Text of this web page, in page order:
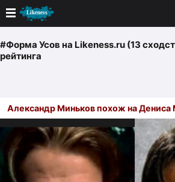
Новые
Голосование
Кандидаты
Случайное сходство 👍
#Форма Усов на Likeness.ru (13
рейтинга
Александр Миньков похож на Дениса